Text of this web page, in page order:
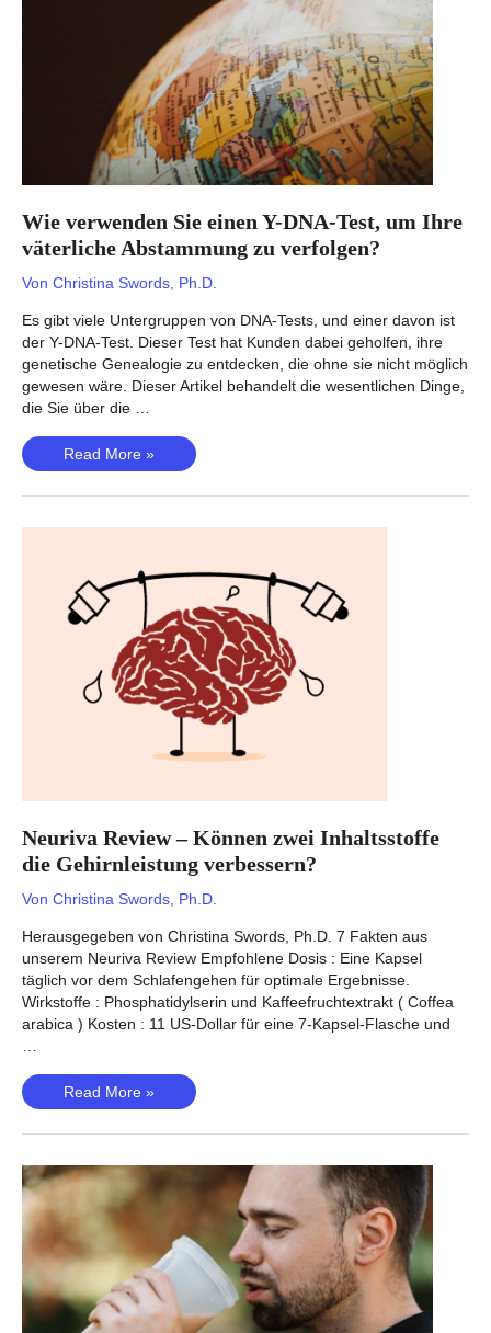
Wie verwenden Sie einen Y-DNA-Test, um Ihre
väterliche Abstammung zu verfolgen?
Von Christina Swords, Ph.D.
Es gibt viele Untergruppen von DNA-Tests, und einer davon ist
der Y-DNA-Test. Dieser Test hat Kunden dabei geholfen, ihre
genetische Genealogie zu entdecken, die ohne sie nicht möglich
gewesen wäre. Dieser Artikel behandelt die wesentlichen Dinge,
die Sie über die …
Wie
verwenden
Sie
Test,
um
Ihre
väterliche
Abstammung
Read More »
Neuriva Review – Können zwei Inhaltsstoffe
die Gehirnleistung verbessern?
Von Christina Swords, Ph.D.
Herausgegeben von Christina Swords, Ph.D. 7 Fakten aus
unserem Neuriva Review Empfohlene Dosis : Eine Kapsel
täglich vor dem Schlafengehen für optimale Ergebnisse.
Wirkstoffe : Phosphatidylserin und Kaffeefruchtextrakt ( Coffea
arabica ) Kosten : 11 US-Dollar für eine 7-Kapsel-Flasche und
Neuriva
Review
–
zwei
Inhaltsstoffe
die
Gehirnleistung
verbessern?
Read More »